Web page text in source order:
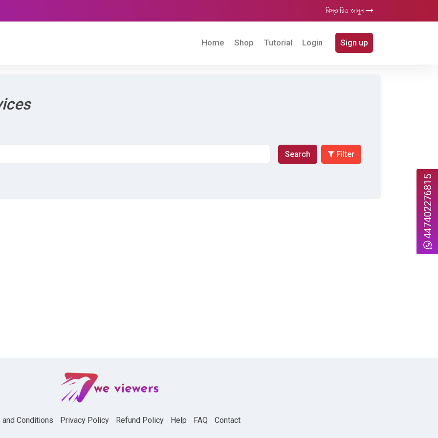
বিস্তারিত জানুন
Home Shop Tutorial Login Sign up
Search Filter
447402276815
and Conditions Privacy Policy Refund Policy Help FAQ Contact